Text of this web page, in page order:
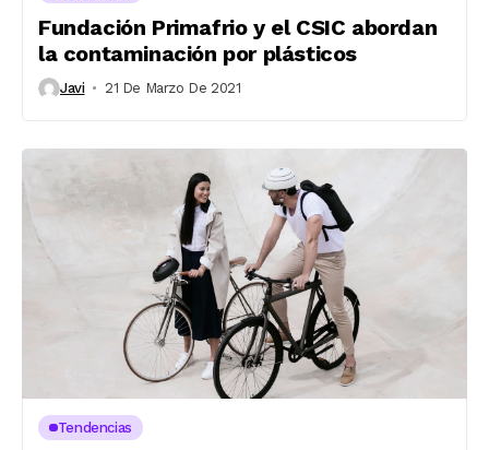
Fundación Primafrio y el CSIC abordan
la contaminación por plásticos
Javi 21 De Marzo De 2021
Tendencias